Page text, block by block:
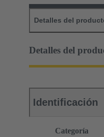
Detalles del
Detalles del
Identificación
Categoría